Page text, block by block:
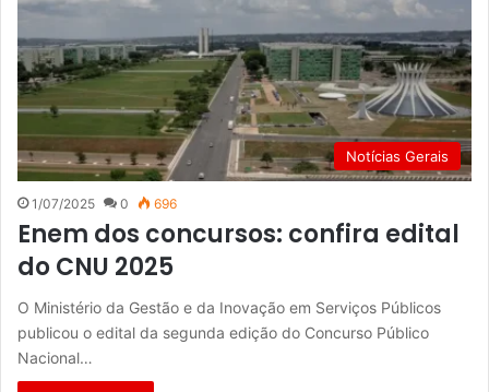
Notícias Gerais
1/07/2025 0 696
Enem dos concursos: confira edital
do CNU 2025
O Ministério da Gestão e da Inovação em Serviços Públicos
publicou o edital da segunda edição do Concurso Público
Nacional…